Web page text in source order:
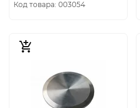
Код товара: 003054